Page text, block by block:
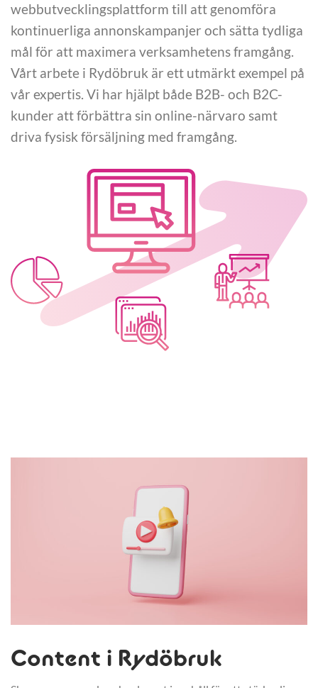
webbutvecklingsplattform till att genomföra
kontinuerliga annonskampanjer och sätta tydliga
mål för att maximera verksamhetens framgång.
Vårt arbete i Rydöbruk är ett utmärkt exempel på
vår expertis. Vi har hjälpt både B2B- och B2C-
kunder att förbättra sin online-närvaro samt
driva fysisk försäljning med framgång.
Content i Rydöbruk